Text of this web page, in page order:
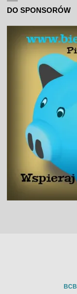
DO SPONSORÓW
BCB